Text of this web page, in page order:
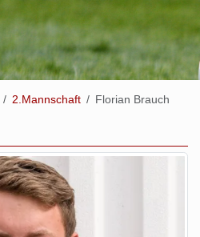
2.Mannschaft Florian Brauch